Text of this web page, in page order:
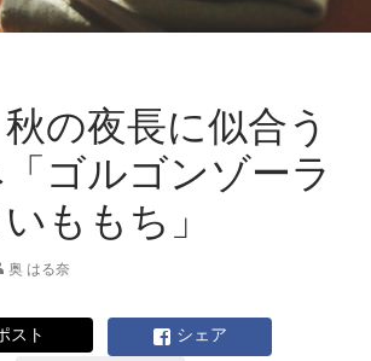
檎
と
ち
ゃ
ポ
タ
ー
[連
の夜長に似合う
ゴルゴンゾーラ
ももち」
奥 はる奈
スト シェア